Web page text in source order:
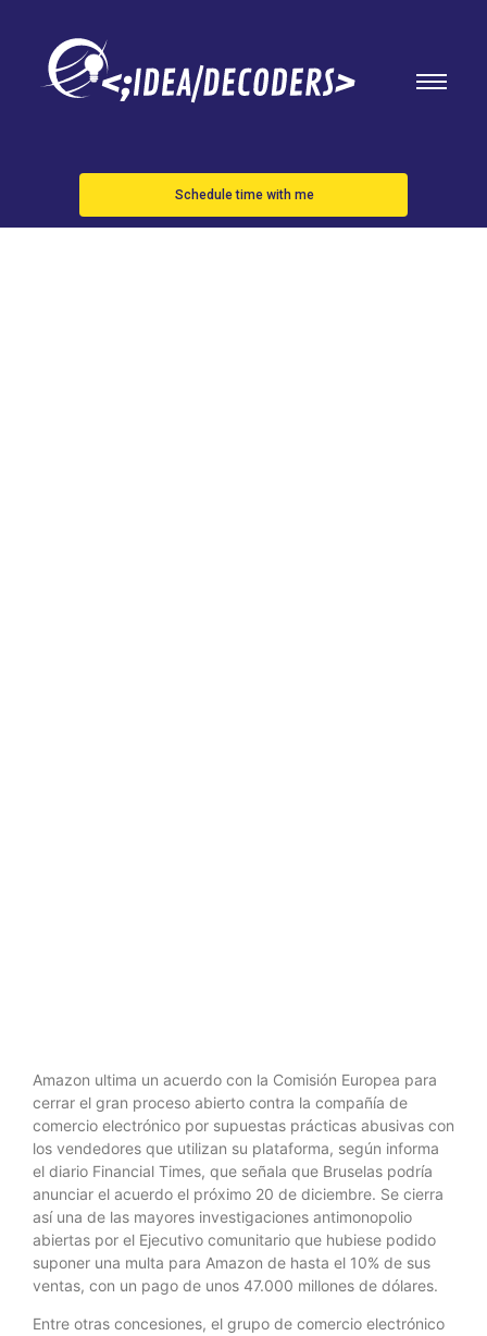
Schedule time with me
Amazon
Amazon ultima un acuerdo con la Comisión Europea para
cerrar el gran proceso abierto contra la compañía de
comercio electrónico por supuestas prácticas abusivas con
los vendedores que utilizan su plataforma, según informa
el diario Financial Times, que señala que Bruselas podría
anunciar el acuerdo el próximo 20 de diciembre. Se cierra
así una de las mayores investigaciones antimonopolio
abiertas por el Ejecutivo comunitario que hubiese podido
suponer una multa para Amazon de hasta el 10% de sus
ventas, con un pago de unos 47.000 millones de dólares.
Entre otras concesiones, el grupo de comercio electrónico